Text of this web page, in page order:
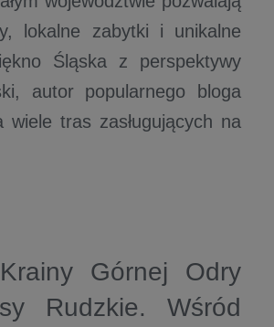
lokalne zabytki i unikalne
Śląska z perspektywy
autor popularnego bloga
tras zasługujących na
Górnej Odry
Rudzkie. Wśród